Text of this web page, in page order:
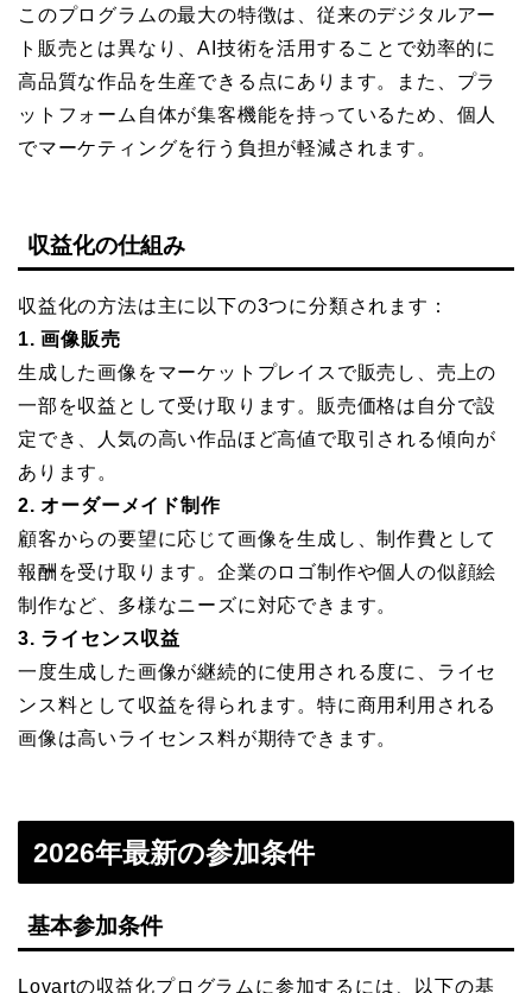
このプログラムの最大の特徴は、従来のデジタルアー
ト販売とは異なり、AI技術を活用することで効率的に
高品質な作品を生産できる点にあります。また、プラ
ットフォーム自体が集客機能を持っているため、個人
でマーケティングを行う負担が軽減されます。
収益化の仕組み
収益化の方法は主に以下の3つに分類されます：
1. 画像販売
生成した画像をマーケットプレイスで販売し、売上の
一部を収益として受け取ります。販売価格は自分で設
定でき、人気の高い作品ほど高値で取引される傾向が
あります。
2. オーダーメイド制作
顧客からの要望に応じて画像を生成し、制作費として
報酬を受け取ります。企業のロゴ制作や個人の似顔絵
制作など、多様なニーズに対応できます。
3. ライセンス収益
一度生成した画像が継続的に使用される度に、ライセ
ンス料として収益を得られます。特に商用利用される
画像は高いライセンス料が期待できます。
2026年最新の参加条件
基本参加条件
Lovartの収益化プログラムに参加するには、以下の基